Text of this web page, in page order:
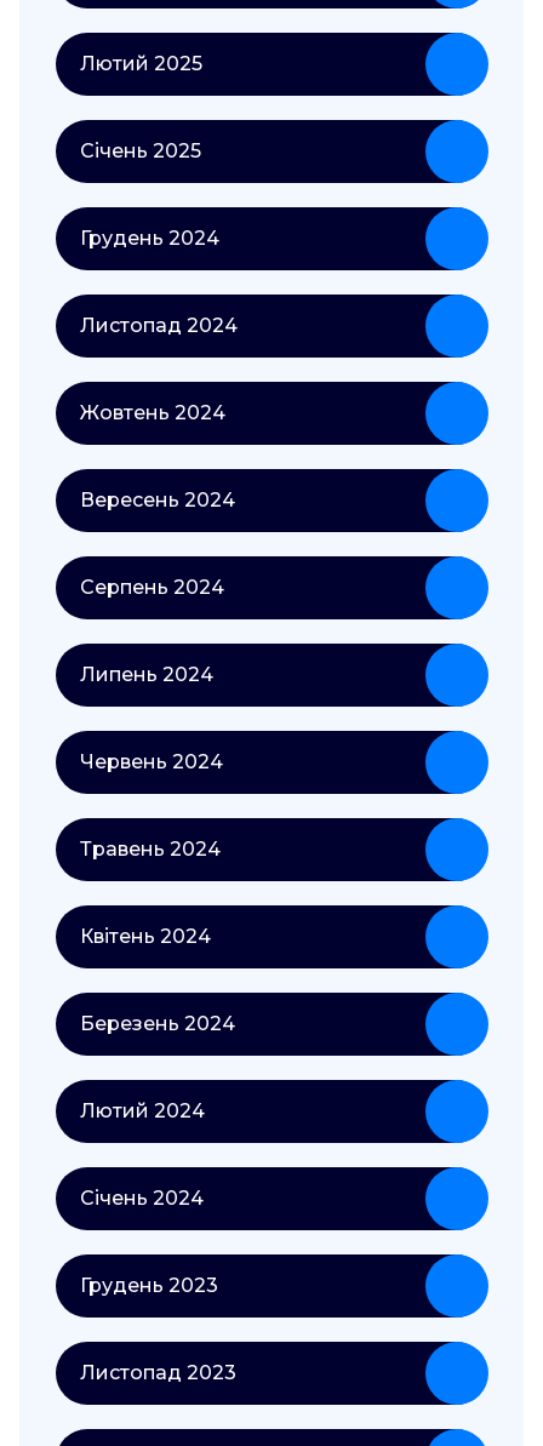
Лютий 2025
Січень 2025
Грудень 2024
Листопад 2024
Жовтень 2024
Вересень 2024
Серпень 2024
Липень 2024
Червень 2024
Травень 2024
Квітень 2024
Березень 2024
Лютий 2024
Січень 2024
Грудень 2023
Листопад 2023